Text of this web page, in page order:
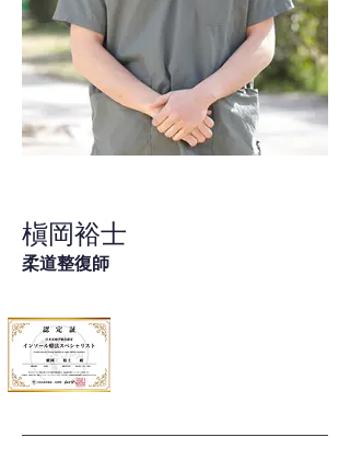
槇岡裕士
柔道整復師